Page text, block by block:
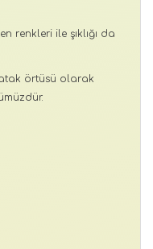
renkleri ile şıklığı da
örtüsü olarak